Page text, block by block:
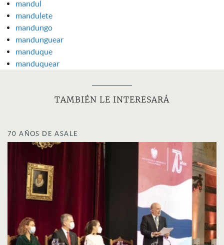
mandul
mandulete
mandungo
mandunguear
manduque
manduquear
TAMBIÉN LE INTERESARÁ
70 AÑOS DE ASALE